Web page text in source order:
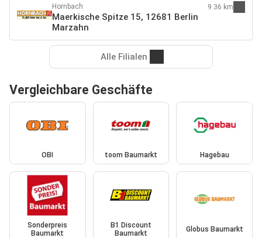
Hornbach
Maerkische Spitze 15, 12681 Berlin
Marzahn
9.36 km
Alle Filialen
Vergleichbare Geschäfte
OBI toom Baumarkt Hagebau
Sonderpreis
Baumarkt
B1 Discount
Baumarkt
Globus Baumarkt